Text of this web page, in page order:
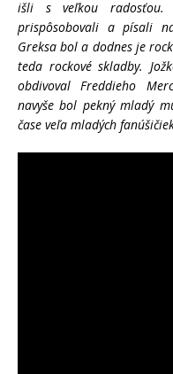
išli s veľkou radosťou.
prispôsobovali a písali
Greksa bol a dodnes je
teda rockové skladby.
obdivoval Freddieho
navyše bol pekný mladý
čase veľa mladých